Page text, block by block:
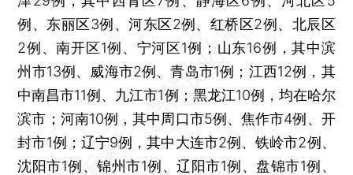
例、东丽区3例、河东区2例、红桥区2例、北辰区
2例、南开区1例、宁河区1例；山东16例，其中滨
州市13例、威海市2例、青岛市1例；江西12例，其
中南昌市11例、九江市1例；黑龙江10例，均在哈尔
滨市；河南10例，其中周口市5例、焦作市4例、开
封市1例；辽宁9例，其中大连市2例、铁岭市2例、
沈阳市1例、锦州市1例、辽阳市1例、盘锦市1例、